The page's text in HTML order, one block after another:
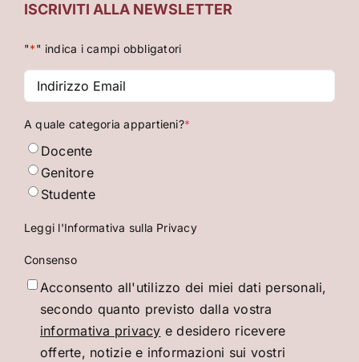
ISCRIVITI ALLA NEWSLETTER
"*" indica i campi obbligatori
Indirizzo
Email*
A quale categoria appartieni?*
Docente
Genitore
Studente
Leggi l'Informativa sulla Privacy
Consenso
Acconsento all'utilizzo dei miei dati personali,
secondo quanto previsto dalla vostra
informativa privacy e desidero ricevere
offerte, notizie e informazioni sui vostri